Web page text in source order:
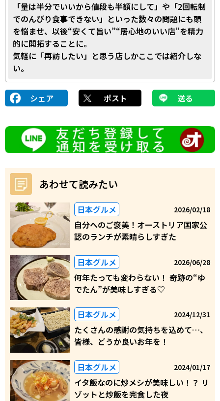
「量は半分でいいから値段も半額にして」や「2回転制
でのんびり食事できない」といった数々の問題にも頭
を悩ませ、以後“安くて旨い”“居心地のいい店”を精力
的に開拓することに。
気軽に「再訪したい」と思う店しかここでは紹介しな
い。
シェア ポスト 送る
あわせて読みたい
日本グルメ 2026/02/18
自分へのご褒美！オーストリア国家公
認のランチが素晴らしすぎた
日本グルメ 2026/06/28
何年たっても変わらない！ 奇跡の“ゆ
でたん”が美味しすぎる♡
日本グルメ 2024/12/31
たくさんの感謝の気持ちを込めて…、
皆様、どうか良いお年を！
日本グルメ 2024/01/17
イタ飯なのに炒メシが美味しい！？ リ
ゾットと炒飯を完食した夜